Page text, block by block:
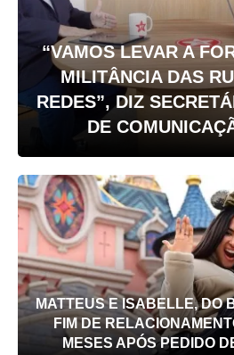
“VAMOS LEVAR A
MILITÂNCIA DAS
REDES”, DIZ
DE
MATTEUS E ISABELLE, DO
FIM DE
MESES APÓS PEDIDO